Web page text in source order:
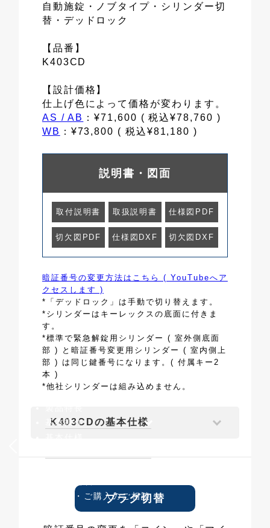
自動施錠・ノブタイプ・シリンダー切
替・デッドロック
【品番】
K403CD
【設計価格】
仕上げ色によって価格が変わります。
AS / AB ：¥71,600 ( 税込¥78,760 )
WB ：¥73,800 ( 税込¥81,180 )
説明書・図面
取付説明書 取扱説明書 仕様図PDF
切欠図PDF 仕様図DXF 切欠図DXF
暗証番号の変更方法はこちら ( YouTubeへア
クセスします )
*「デッドロック」は手動で切り替えます。
*シリンダーはキーレックスの底面に付きま
す。
*標準で緊急解錠用シリンダー ( 室外側底面
部 ) と暗証番号変更用シリンダー ( 室内側上
部 ) は同じ鍵番号になります。( 付属キー2
本 )
*他社シリンダーは組み込めません。
K403CDの基本仕様
プラグ切替
基本操作
お取付・ご購入のご相談